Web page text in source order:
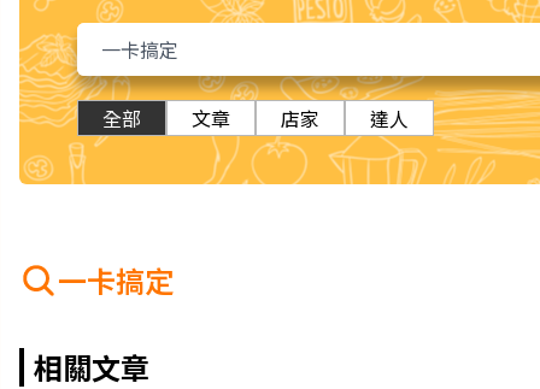
全部 文章 店家 達人
一卡搞定
相關文章